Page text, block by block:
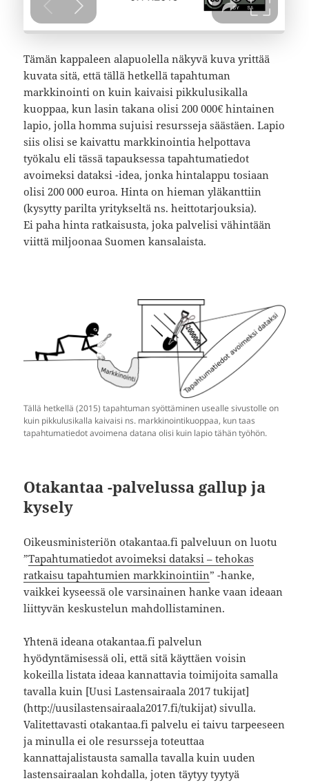
Tämän kappaleen alapuolella näkyvä kuva yrittää
kuvata sitä, että tällä hetkellä tapahtuman
markkinointi on kuin kaivaisi pikkulusikalla
kuoppaa, kun lasin takana olisi 200 000€ hintainen
lapio, jolla homma sujuisi resursseja säästäen. Lapio
siis olisi se kaivattu markkinointia helpottava
työkalu eli tässä tapauksessa tapahtumatiedot
avoimeksi dataksi -idea, jonka hintalappu tosiaan
olisi 200 000 euroa. Hinta on hieman yläkanttiin
(kysytty parilta yritykseltä ns. heittotarjouksia).
Ei paha hinta ratkaisusta, joka palvelisi vähintään
viittä miljoonaa Suomen kansalaista.
Tällä hetkellä (2015) tapahtuman syöttäminen usealle sivustolle on
kuin pikkulusikalla kaivaisi ns. markkinointikuoppaa, kun taas
tapahtumatiedot avoimena datana olisi kuin lapio tähän työhön.
Otakantaa -palvelussa gallup ja
kysely
Oikeusministeriön otakantaa.fi palveluun on luotu
”Tapahtumatiedot avoimeksi dataksi – tehokas
ratkaisu tapahtumien markkinointiin” -hanke,
vaikkei kyseessä ole varsinainen hanke vaan ideaan
liittyvän keskustelun mahdollistaminen.
Yhtenä ideana otakantaa.fi palvelun
hyödyntämisessä oli, että sitä käyttäen voisin
kokeilla listata ideaa kannattavia toimijoita samalla
tavalla kuin [Uusi Lastensairaala 2017 tukijat]
(http://uusilastensairaala2017.fi/tukijat) sivulla.
Valitettavasti otakantaa.fi palvelu ei taivu tarpeeseen
ja minulla ei ole resursseja toteuttaa
kannattajalistausta samalla tavalla kuin uuden
lastensairaalan kohdalla, joten täytyy tyytyä